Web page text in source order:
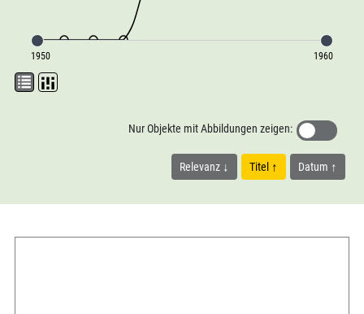
1950 1960
Relevanz Titel Datum
Nur Objekte mit Abbildungen zeigen: